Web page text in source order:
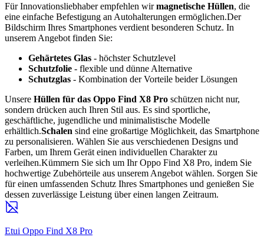
Für Innovationsliebhaber empfehlen wirmagnetische Hüllen, die
eine einfache Befestigung an Autohalterungen ermöglichen.Der
Bildschirm Ihres Smartphones verdient besonderen Schutz. In
unserem Angebot finden Sie:
Gehärtetes Glas - höchster Schutzlevel
Schutzfolie - flexible und dünne Alternative
Schutzglas - Kombination der Vorteile beider Lösungen
Unsere Hüllen für das Oppo Find X8 Pro schützen nicht nur,
sondern drücken auch Ihren Stil aus. Es sind sportliche,
geschäftliche, jugendliche und minimalistische Modelle
erhältlich.Schalen sind eine großartige Möglichkeit, das Smartphone
zu personalisieren. Wählen Sie aus verschiedenen Designs und
Farben, um Ihrem Gerät einen individuellen Charakter zu
verleihen.Kümmern Sie sich um Ihr Oppo Find X8 Pro, indem Sie
hochwertige Zubehörteile aus unserem Angebot wählen. Sorgen Sie
für einen umfassenden Schutz Ihres Smartphones und genießen Sie
dessen zuverlässige Leistung über einen langen Zeitraum.
Etui Oppo Find X8 Pro